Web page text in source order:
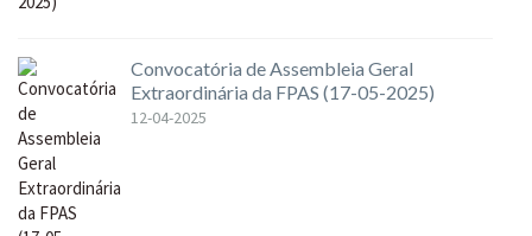
Convocatória de Assembleia Geral
Extraordinária da FPAS (17-05-2025)
12-04-2025